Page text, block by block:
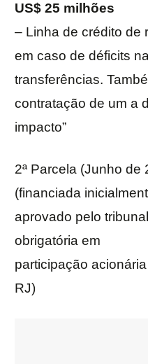
US$ 25 milhões
– Linha de crédito de
em caso de déficits
transferências.
contratação de um a
impacto”
2ª Parcela (Junho de
(financiada
aprovado pelo
obrigatória em
participação
RJ)